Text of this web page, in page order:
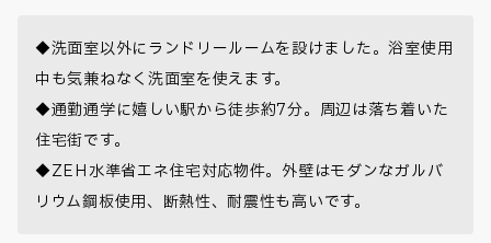
◆洗面室以外にランドリールームを設けました。浴室使用
中も気兼ねなく洗面室を使えます。
◆通勤通学に嬉しい駅から徒歩約7分。周辺は落ち着いた
住宅街です。
◆ZEH水準省エネ住宅対応物件。外壁はモダンなガルバ
リウム鋼板使用、断熱性、耐震性も高いです。